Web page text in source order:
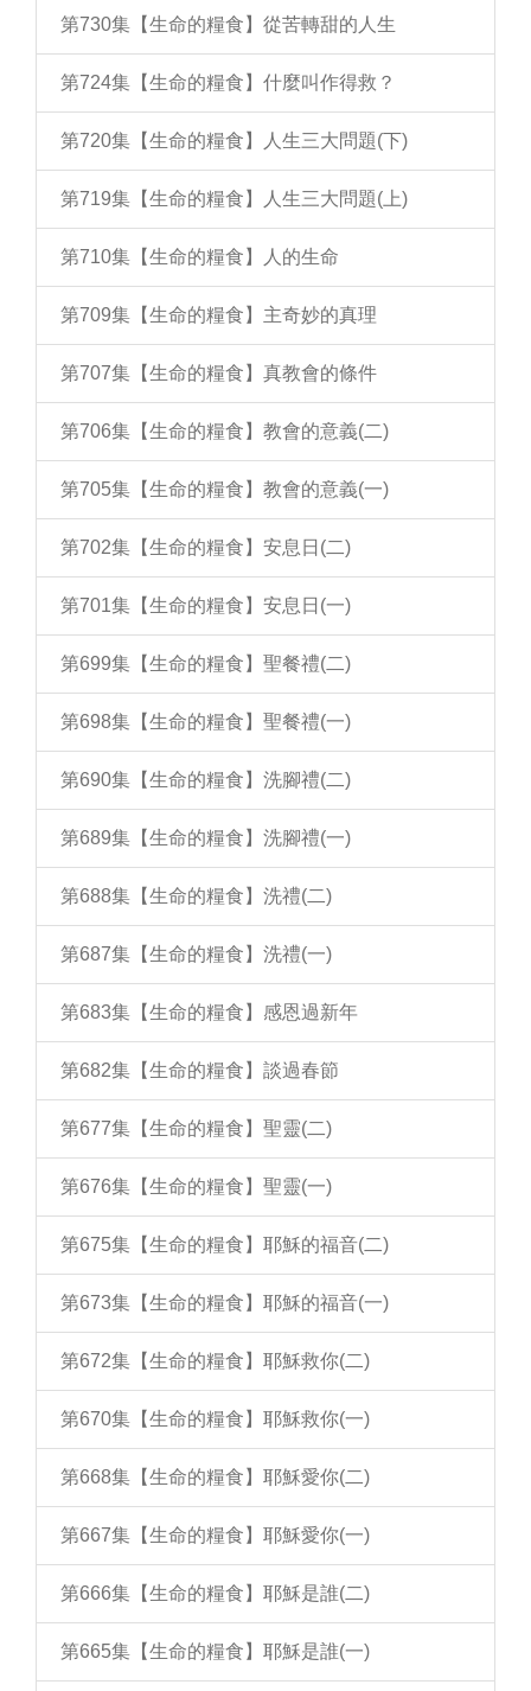
第730集【生命的糧食】從苦轉甜的人生
第724集【生命的糧食】什麼叫作得救？
第720集【生命的糧食】人生三大問題(下)
第719集【生命的糧食】人生三大問題(上)
第710集【生命的糧食】人的生命
第709集【生命的糧食】主奇妙的真理
第707集【生命的糧食】真教會的條件
第706集【生命的糧食】教會的意義(二)
第705集【生命的糧食】教會的意義(一)
第702集【生命的糧食】安息日(二)
第701集【生命的糧食】安息日(一)
第699集【生命的糧食】聖餐禮(二)
第698集【生命的糧食】聖餐禮(一)
第690集【生命的糧食】洗腳禮(二)
第689集【生命的糧食】洗腳禮(一)
第688集【生命的糧食】洗禮(二)
第687集【生命的糧食】洗禮(一)
第683集【生命的糧食】感恩過新年
第682集【生命的糧食】談過春節
第677集【生命的糧食】聖靈(二)
第676集【生命的糧食】聖靈(一)
第675集【生命的糧食】耶穌的福音(二)
第673集【生命的糧食】耶穌的福音(一)
第672集【生命的糧食】耶穌救你(二)
第670集【生命的糧食】耶穌救你(一)
第668集【生命的糧食】耶穌愛你(二)
第667集【生命的糧食】耶穌愛你(一)
第666集【生命的糧食】耶穌是誰(二)
第665集【生命的糧食】耶穌是誰(一)